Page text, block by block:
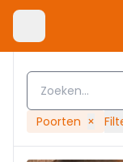
Poorten ×